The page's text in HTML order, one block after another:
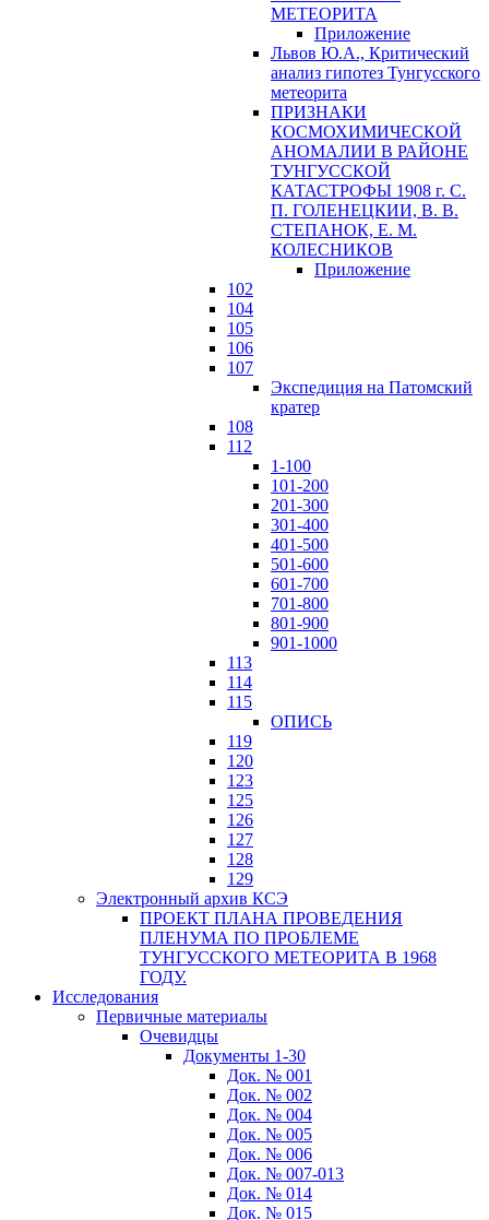
MЕТЕОРИТА
Приложение
Львов Ю.A., Критический
анализ гипотез Тунгусского
метеорита
ПРИЗНАКИ
КОСМОХИМИЧЕСКОЙ
АНОМАЛИИ В РАЙОНЕ
ТУНГУССКОЙ
КАТАСТРОФЫ 1908 г. С.
П. ГОЛЕНЕЦКИИ, В. В.
СТЕПАНОК, Е. М.
КОЛЕСНИКОВ
Приложение
102
104
105
106
107
Экспедиция на Патомский
кратер
108
112
1-100
101-200
201-300
301-400
401-500
501-600
601-700
701-800
801-900
901-1000
113
114
115
ОПИСЬ
119
120
123
125
126
127
128
129
Электронный архив КСЭ
ПРОЕКТ ПЛАНА ПРОВЕДЕНИЯ
ПЛЕНУМА ПО ПРОБЛЕМЕ
ТУНГУССКОГО МЕТЕОРИТА В 1968
ГОДУ.
Исследования
Первичные материалы
Очевидцы
Документы 1-30
Док. № 001
Док. № 002
Док. № 004
Док. № 005
Док. № 006
Док. № 007-013
Док. № 014
Док. № 015